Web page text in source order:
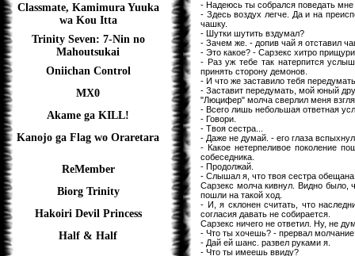
Classmate, Kamimura Yuuka
wa Kou Itta
Trinity Seven: 7-Nin no
Mahoutsukai
Oniichan Control
MX0
Akame ga KILL!
Kanojo ga Flag wo Oraretara
ReMember
Biorg Trinity
Hakoiri Devil Princess
Half & Half
- Надеюсь ты собрался поведать
- Здесь воздух легче. Да и на
чашку.
- Шутки шутить вздумал?
- Зачем же. - допив чай я отставил
- Это какое? - Сарзекс хитро
- Раз уж тебе так натерпится
принять сторону демонов.
- И что же заставило тебя
- Заставит передумать, мой юный
"Люцифер" молча сверлил меня
- Всего лишь небольшая ответная
- Говори.
- Твоя сестра...
- Даже не думай. - его глаза
- Какое нетерпеливое поколение
собеседника.
- Продолжай.
- Слышал я, что твоя сестра
Сарзекс молча кивнул. Видно было,
пошли на такой ход.
- И, я склонен считать, что
согласия давать не собирается.
Сарзекс ничего не ответил. Ну, не
- Что ты хочешь? - прервал
- Дай ей шанс. развел руками я.
- Что ты имеешь ввиду?